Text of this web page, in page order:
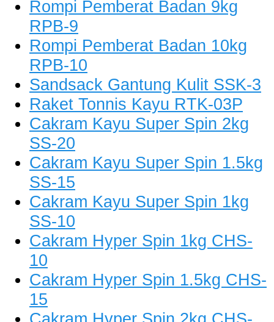
Rompi Pemberat Badan 9kg
RPB-9
Rompi Pemberat Badan 10kg
RPB-10
Sandsack Gantung Kulit SSK-3
Raket Tonnis Kayu RTK-03P
Cakram Kayu Super Spin 2kg
SS-20
Cakram Kayu Super Spin 1.5kg
SS-15
Cakram Kayu Super Spin 1kg
SS-10
Cakram Hyper Spin 1kg CHS-
10
Cakram Hyper Spin 1.5kg CHS-
15